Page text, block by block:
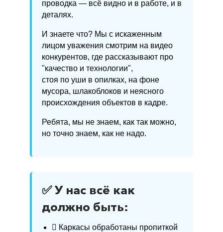
проводка — всё видно и в работе, и в
деталях.
И знаете что? Мы с искаженным
лицом уважения смотрим на видео
конкурентов, где рассказывают про
"качество и технологии",
стоя по уши в опилках, на фоне
мусора, шлакоблоков и неясного
происхождения объектов в кадре.
Ребята, мы не знаем, как так можно,
но точно знаем, как не надо.
✅ У нас всё как
должно быть:
🫫 Каркасы обработаны пропиткой